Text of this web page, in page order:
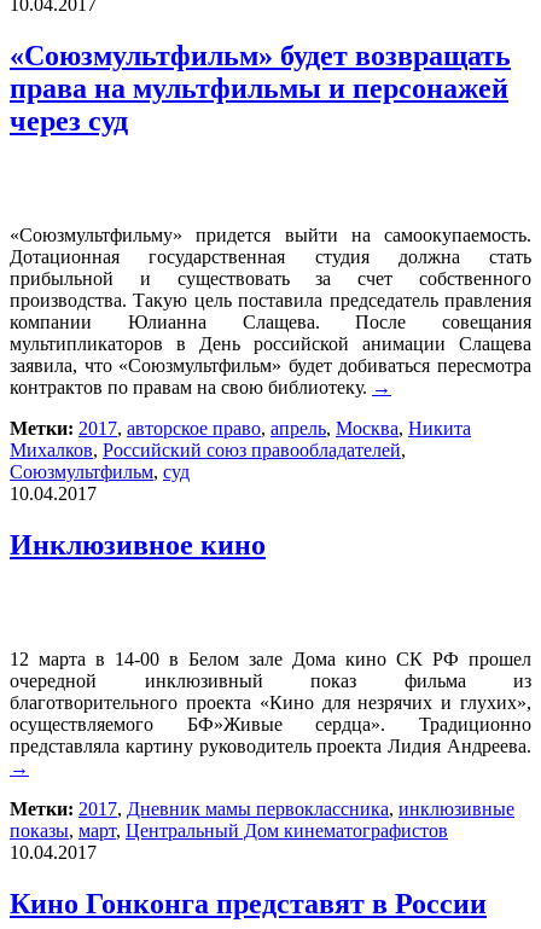
10.04.2017
«Союзмультфильм» будет возвращать
права на мультфильмы и персонажей
через суд
«Союзмультфильму» придется выйти на самоокупаемость.
Дотационная государственная студия должна стать
прибыльной и существовать за счет собственного
производства. Такую цель поставила председатель правления
компании Юлианна Слащева. После совещания
мультипликаторов в День российской анимации Слащева
заявила, что «Союзмультфильм» будет добиваться пересмотра
контрактов по правам на свою библиотеку. →
Метки: 2017, авторское право, апрель, Москва, Никита
Михалков, Российский союз правообладателей,
Союзмультфильм, суд
10.04.2017
Инклюзивное кино
12 марта в 14-00 в Белом зале Дома кино СК РФ прошел
очередной инклюзивный показ фильма из
благотворительного проекта «Кино для незрячих и глухих»,
осуществляемого БФ»Живые сердца». Традиционно
представляла картину руководитель проекта Лидия Андреева.
→
Метки: 2017, Дневник мамы первоклассника, инклюзивные
показы, март, Центральный Дом кинематографистов
10.04.2017
Кино Гонконга представят в России